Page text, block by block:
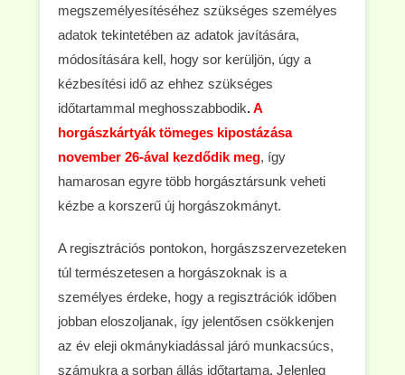
megszemélyesítéséhez szükséges személyes
adatok tekintetében az adatok javítására,
módosítására kell, hogy sor kerüljön, úgy a
kézbesítési idő az ehhez szükséges
időtartammal meghosszabbodik.A
horgászkártyák tömeges kipostázása
november 26-ával kezdődik meg, így
hamarosan egyre több horgásztársunk veheti
kézbe a korszerű új horgászokmányt.
A regisztrációs pontokon, horgászszervezeteken
túl természetesen a horgászoknak is a
személyes érdeke, hogy a regisztrációk időben
jobban eloszoljanak, így jelentősen csökkenjen
az év eleji okmánykiadással járó munkacsúcs,
számukra a sorban állás időtartama. Jelenleg